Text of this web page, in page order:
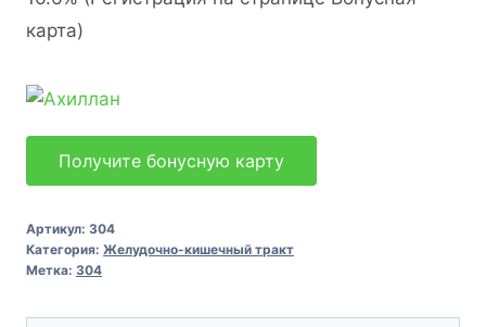
карта)
Получите бонусную карту
Артикул: 304
Категория: Желудочно-кишечный тракт
Метка: 304